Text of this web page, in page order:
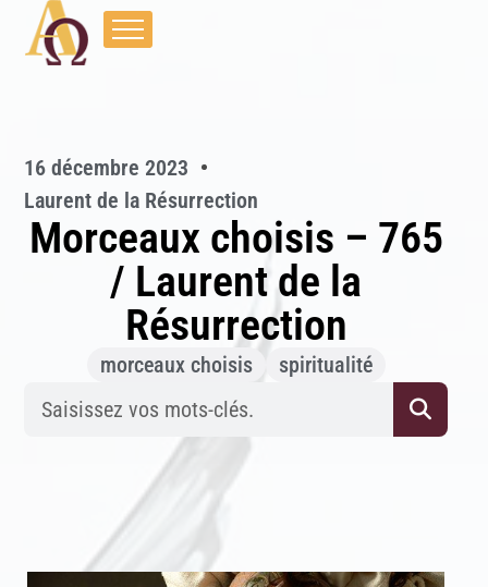
16 décembre 2023
Laurent de la Résurrection
Morceaux choisis – 765
/ Laurent de la
Résurrection
morceaux choisis spiritualité